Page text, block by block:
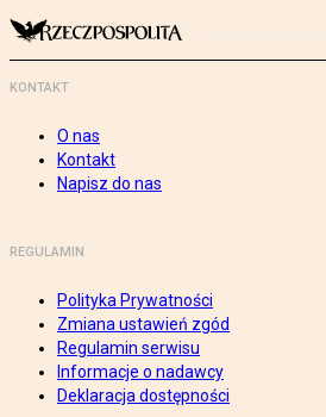
KONTAKT
O nas
Kontakt
Napisz do nas
REGULAMIN
Polityka Prywatności
Zmiana ustawień zgód
Regulamin serwisu
Informacje o nadawcy
Deklaracja dostępności